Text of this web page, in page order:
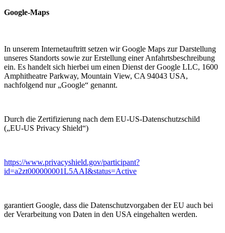
Google-Maps
In unserem Internetauftritt setzen wir Google Maps zur Darstellung
unseres Standorts sowie zur Erstellung einer Anfahrtsbeschreibung
ein. Es handelt sich hierbei um einen Dienst der Google LLC, 1600
Amphitheatre Parkway, Mountain View, CA 94043 USA,
nachfolgend nur „Google“ genannt.
Durch die Zertifizierung nach dem EU-US-Datenschutzschild
(„EU-US Privacy Shield“)
https://www.privacyshield.gov/participant?
id=a2zt000000001L5AAI&status=Active
garantiert Google, dass die Datenschutzvorgaben der EU auch bei
der Verarbeitung von Daten in den USA eingehalten werden.